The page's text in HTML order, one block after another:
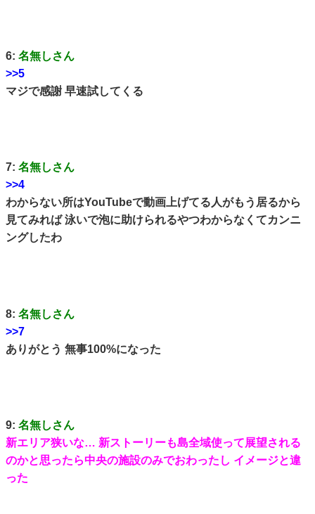
6: 名無しさん
>>5
マジで感謝 早速試してくる
7: 名無しさん
>>4
わからない所はYouTubeで動画上げてる人がもう居るから
見てみれば 泳いで泡に助けられるやつわからなくてカンニ
ングしたわ
8: 名無しさん
>>7
ありがとう 無事100%になった
9: 名無しさん
新エリア狭いな… 新ストーリーも島全域使って展望される
のかと思ったら中央の施設のみでおわったし イメージと違
った